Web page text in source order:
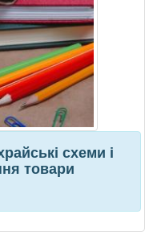
схеми і
товари